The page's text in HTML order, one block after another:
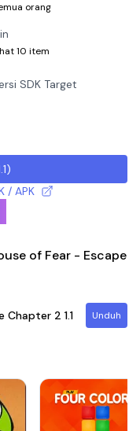
orang
10 item
SDK Target
)
/ APK
of Fear - Escape
Chapter 2 1.1 Unduh